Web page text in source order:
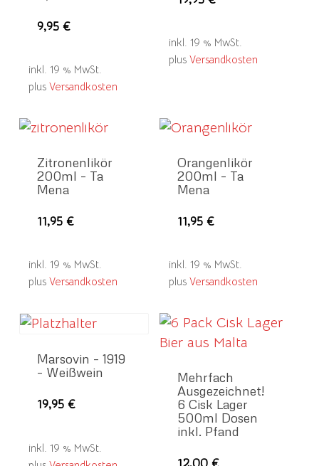
9,95€
inkl. 19 % MwSt.
plus Versandkosten
inkl. 19 % MwSt.
plus Versandkosten
Zitronenlikör
200ml – Ta
Mena
11,95€
inkl. 19 % MwSt.
plus Versandkosten
Orangenlikör
200ml – Ta
Mena
11,95€
inkl. 19 % MwSt.
plus Versandkosten
Marsovin – 1919
– Weißwein
19,95€
inkl. 19 % MwSt.
Mehrfach
Ausgezeichnet!
6 Cisk Lager
500ml Dosen
inkl. Pfand